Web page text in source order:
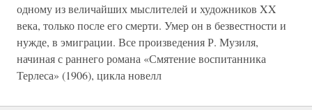
одному из величайших мыслителей и художников XX
века, только после его смерти. Умер он в безвестности и
нужде, в эмиграции. Все произведения Р. Музиля,
начиная с раннего романа «Смятение воспитанника
Терлеса» (1906), цикла новелл